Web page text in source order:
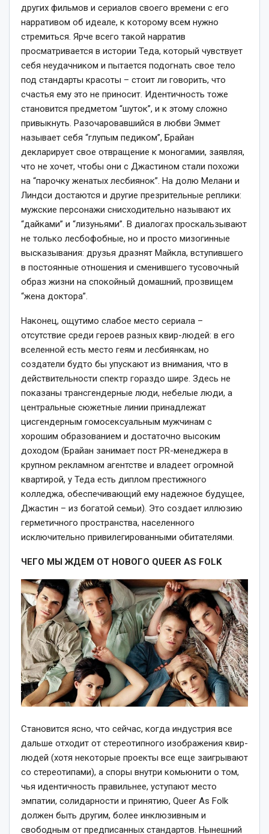
других фильмов и сериалов своего времени с его
нарративом об идеале, к которому всем нужно
стремиться. Ярче всего такой нарратив
просматривается в истории Теда, который чувствует
себя неудачником и пытается подогнать свое тело
под стандарты красоты – стоит ли говорить, что
счастья ему это не приносит. Идентичность тоже
становится предметом “шуток”, и к этому сложно
привыкнуть. Разочаровавшийся в любви Эммет
называет себя “глупым педиком”, Брайан
декларирует свое отвращение к моногамии, заявляя,
что не хочет, чтобы они с Джастином стали похожи
на “парочку женатых лесбиянок”. На долю Мелани и
Линдси достаются и другие презрительные реплики:
мужские персонажи снисходительно называют их
“дайками” и “лизуньями”. В диалогах проскальзывают
не только лесбофобные, но и просто мизогинные
высказывания: друзья дразнят Майкла, вступившего
в постоянные отношения и сменившего тусовочный
образ жизни на спокойный домашний, прозвищем
“жена доктора”.
Наконец, ощутимо слабое место сериала –
отсутствие среди героев разных квир-людей: в его
вселенной есть место геям и лесбиянкам, но
создатели будто бы упускают из внимания, что в
действительности спектр гораздо шире. Здесь не
показаны трансгендерные люди, небелые люди, а
центральные сюжетные линии принадлежат
цисгендерным гомосексуальным мужчинам с
хорошим образованием и достаточно высоким
доходом (Брайан занимает пост PR-менеджера в
крупном рекламном агентстве и владеет огромной
квартирой, у Теда есть диплом престижного
колледжа, обеспечивающий ему надежное будущее,
Джастин – из богатой семьи). Это создает иллюзию
герметичного пространства, населенного
исключительно привилегированными обитателями.
ЧЕГО МЫ ЖДЕМ ОТ НОВОГО QUEER AS FOLK
Становится ясно, что сейчас, когда индустрия все
дальше отходит от стереотипного изображения квир-
людей (хотя некоторые проекты все еще заигрывают
со стереотипами), а споры внутри комьюнити о том,
чья идентичность правильнее, уступают место
эмпатии, солидарности и принятию, Queer As Folk
должен быть другим, более инклюзивным и
свободным от предписанных стандартов. Нынешний